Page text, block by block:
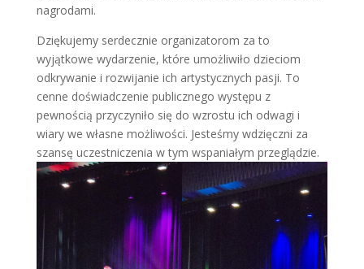
nagrodami.
Dziękujemy serdecznie organizatorom za to
wyjątkowe wydarzenie, które umożliwiło dzieciom
odkrywanie i rozwijanie ich artystycznych pasji. To
cenne doświadczenie publicznego występu z
pewnością przyczyniło się do wzrostu ich odwagi i
wiary we własne możliwości. Jesteśmy wdzięczni za
szansę uczestniczenia w tym wspaniałym przeglądzie.